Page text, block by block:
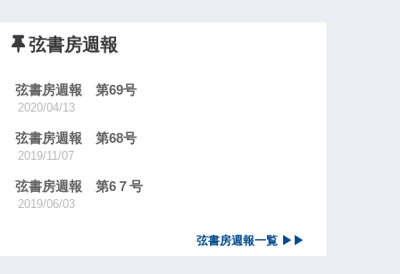
弦書房週報
弦書房週報 第69号
2020/04/13
弦書房週報 第68号
2019/11/07
弦書房週報 第6７号
2019/06/03
弦書房週報一覧 ▶▶